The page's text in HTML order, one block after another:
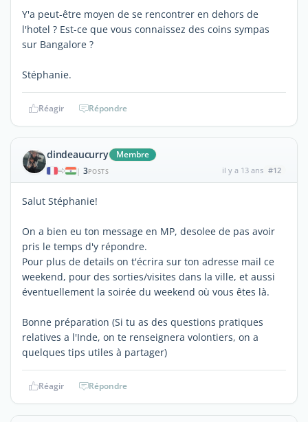
Y'a peut-être moyen de se rencontrer en dehors de
l'hotel ? Est-ce que vous connaissez des coins sympas
sur Bangalore ?
Stéphanie.
Réagir Répondre
dindeaucurry Membre
| 3POSTS il y a 13 ans #12
Salut Stéphanie!
On a bien eu ton message en MP, desolee de pas avoir
pris le temps d'y répondre.
Pour plus de details on t'écrira sur ton adresse mail ce
weekend, pour des sorties/visites dans la ville, et aussi
éventuellement la soirée du weekend où vous êtes là.
Bonne préparation (Si tu as des questions pratiques
relatives a l'Inde, on te renseignera volontiers, on a
quelques tips utiles à partager)
Réagir Répondre